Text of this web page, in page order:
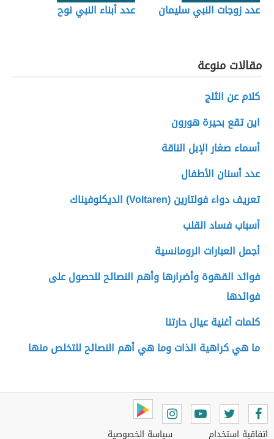
عدد زوجات النبي سليمان عدد أبناء النبي نوح
مقالات منوعة
كلام عن الثلج
اين تقع بحيرة هورون
أسماء صغار الإبل الناقة
عدد أسنان الأطفال
تعريف دواء فولتارين (Voltaren) الديكلوفيناك
أسباب فساد القلب
أجمل العبارات الرومانسية
فوائد القهوة وأضرارها وأهم النصائح للحصول على
فوائدها
كلمات أغنية عيال حارتنا
ما هي كراهية الذات وما هي أهم النصائح للتخلص منها
اتفاقية استخدام سياسة الخصوصية